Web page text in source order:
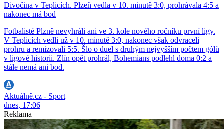
Divočina v Teplicích. Plzeň vedla v 10. minutě 3:0, prohrávala 4:5 a
nakonec má bod
Fotbalisté Plzně nevyhráli ani ve 3. kole nového ročníku první ligy.
V Teplicích vedli už v 10. minutě 3:0, nakonec však odvraceli
prohru a remizovali 5:5. Šlo o duel s druhým nejvyšším počtem gólů
v ligové historii. Zlín opět prohrál, Bohemians podlehl doma 0:2 a
stále nemá ani bod.
Aktuálně.cz - Sport
dnes, 17:06
Reklama